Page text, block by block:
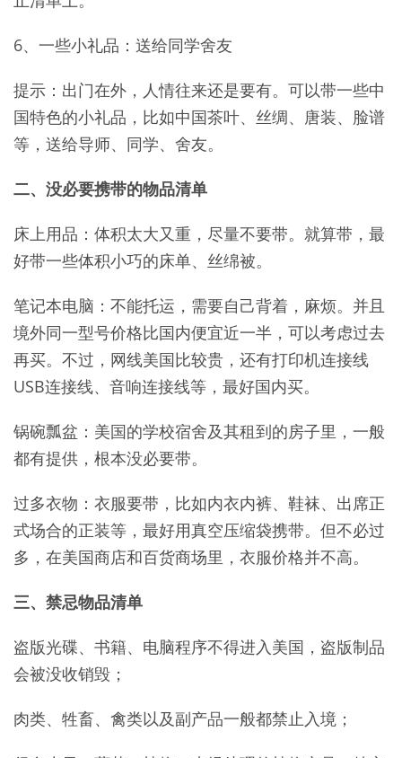
6、一些小礼品：送给同学舍友
提示：出门在外，人情往来还是要有。可以带一些中
国特色的小礼品，比如中国茶叶、丝绸、唐装、脸谱
等，送给导师、同学、舍友。
二、没必要携带的物品清单
床上用品：体积太大又重，尽量不要带。就算带，最
好带一些体积小巧的床单、丝绵被。
笔记本电脑：不能托运，需要自己背着，麻烦。并且
境外同一型号价格比国内便宜近一半，可以考虑过去
再买。不过，网线美国比较贵，还有打印机连接线
USB连接线、音响连接线等，最好国内买。
锅碗瓢盆：美国的学校宿舍及其租到的房子里，一般
都有提供，根本没必要带。
过多衣物：衣服要带，比如内衣内裤、鞋袜、出席正
式场合的正装等，最好用真空压缩袋携带。但不必过
多，在美国商店和百货商场里，衣服价格并不高。
三、禁忌物品清单
盗版光碟、书籍、电脑程序不得进入美国，盗版制品
会被没收销毁；
肉类、牲畜、禽类以及副产品一般都禁止入境；